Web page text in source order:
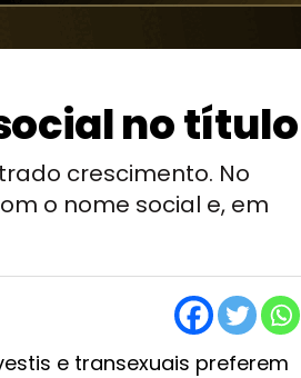
no título
crescimento. No
o nome social e, em
e transexuais preferem